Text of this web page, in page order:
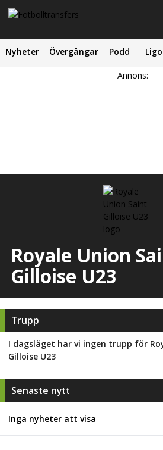
Nyheter Övergångar Podd
Annons:
Royale Union
Gilloise U23
Trupp
I dagsläget har vi ingen trupp för
Gilloise U23
Senaste nytt
Inga nyheter att visa